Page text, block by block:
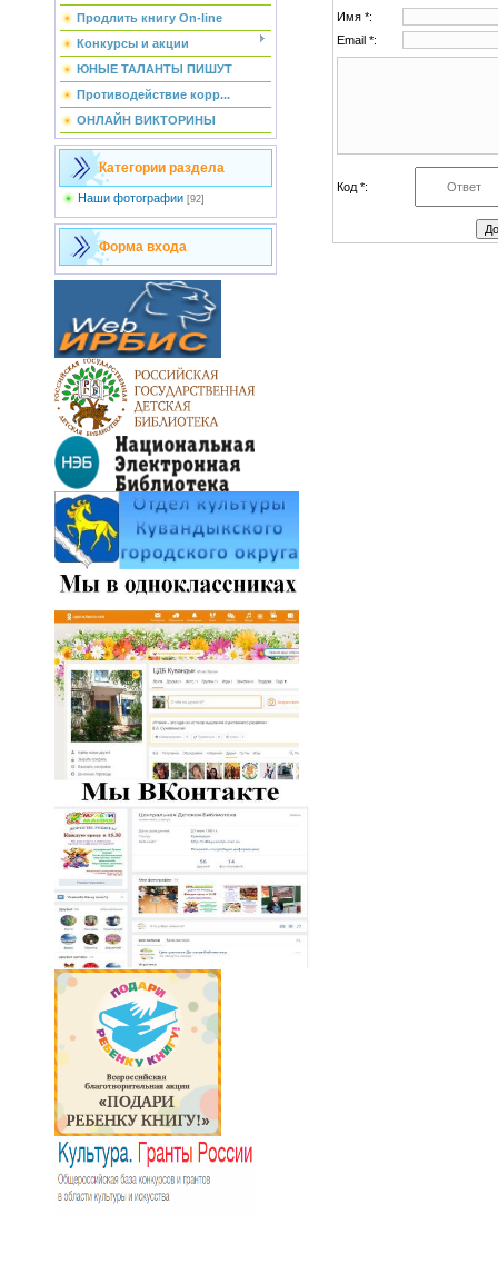
Продлить книгу On-line
Конкурсы и акции
ЮНЫЕ ТАЛАНТЫ ПИШУТ
Противодействие корр...
ОНЛАЙН ВИКТОРИНЫ
Категории раздела
Наши фотографии [92]
Форма входа
Имя *:
Email *:
Код *: